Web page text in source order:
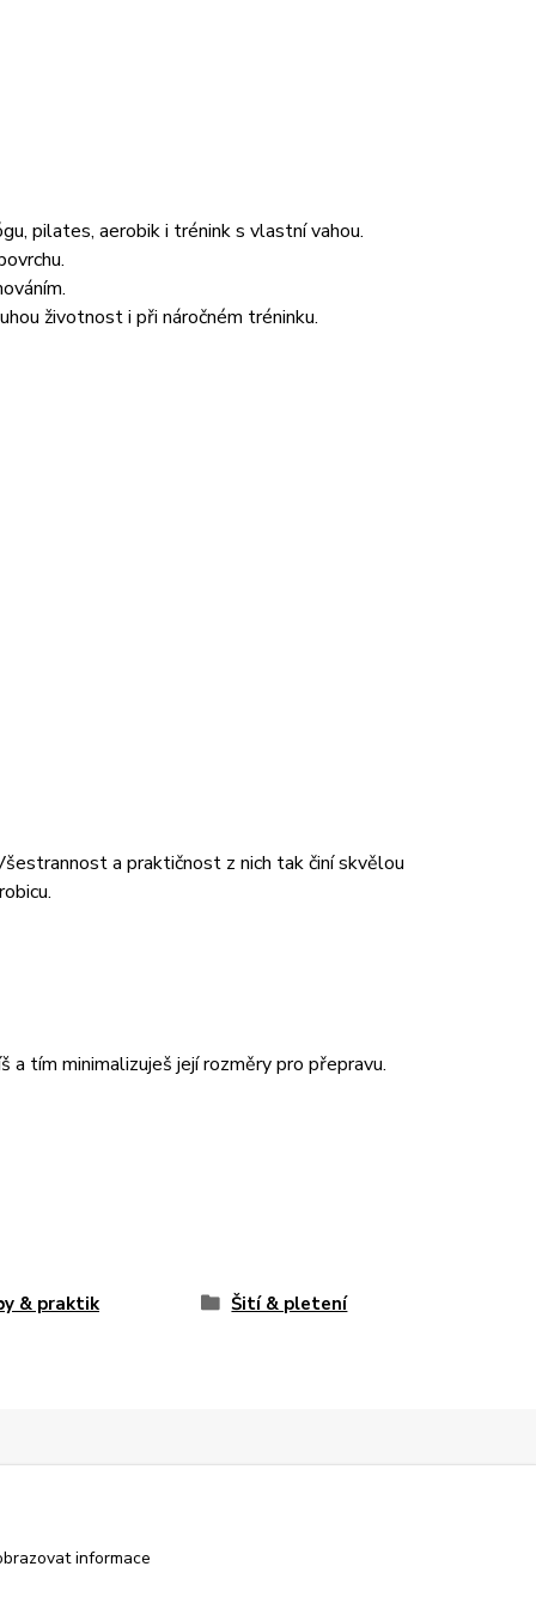
pilates, aerobik i trénink s vlastní vahou.
životnost i při náročném tréninku.
a praktičnost z nich tak činí skvělou
tím minimalizuješ její rozměry pro přepravu.
& praktik Šití & pletení
informace